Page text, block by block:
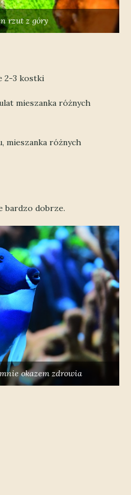
rzut z góry
2-3 kostki
mieszanka różnych
mieszanka różnych
bardzo dobrze.
okazem zdrowia